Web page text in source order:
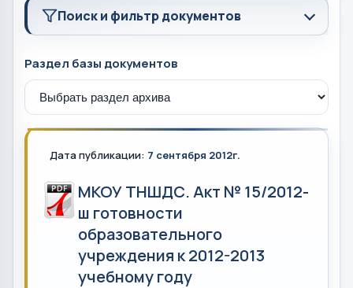
Поиск и фильтр документов
Раздел базы документов
Дата публикации: 7 сентября 2012г.
МКОУ ТНШДС. Акт № 15/2012-
ш готовности
образовательного
учреждения к 2012-2013
учебному году